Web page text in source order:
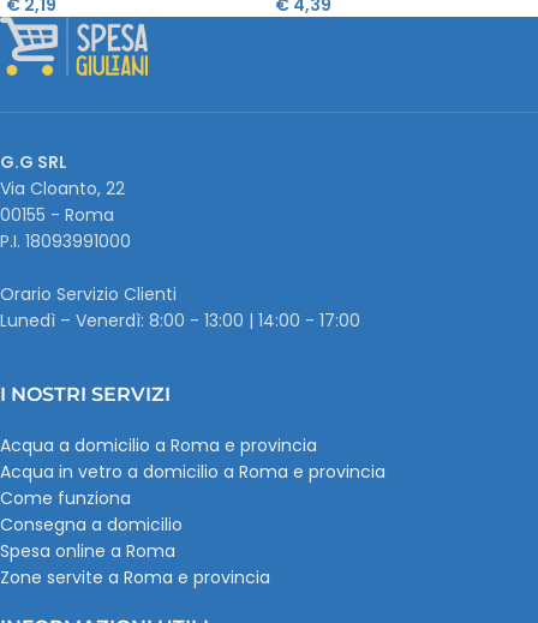
G.G SRL
Via Cloanto, 22
00155 - Roma
P.I. ‭18093991000
Orario Servizio Clienti
Lunedì – Venerdì: 8:00 - 13:00 | 14:00 - 17:00
I NOSTRI SERVIZI
Acqua a domicilio a Roma e provincia
Acqua in vetro a domicilio a Roma e provincia
Come funziona
Consegna a domicilio
Spesa online a Roma
Zone servite a Roma e provincia